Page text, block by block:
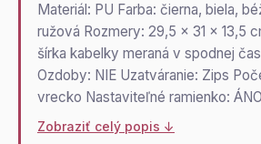
Materiál: PU Farba: čierna, biela,
ružová Rozmery: 29,5 x 31 x 13,5
šírka kabelky meraná v spodnej
Ozdoby: NIE Uzatváranie: Zips
vrecko Nastaviteľné ramienko:
Zobraziť celý popis ↓